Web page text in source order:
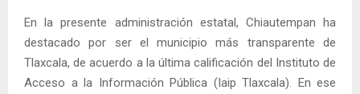
En la presente administración estatal, Chiautempan ha
destacado por ser el municipio más transparente de
Tlaxcala, de acuerdo a la última calificación del Instituto de
Acceso a la Información Pública (Iaip Tlaxcala). En ese